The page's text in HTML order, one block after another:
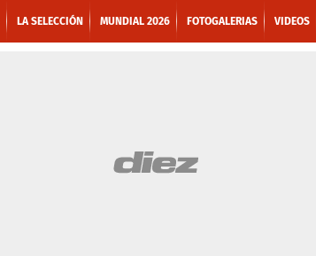
LA SELECCIÓN MUNDIAL 2026 FOTOGALERIAS VIDEOS